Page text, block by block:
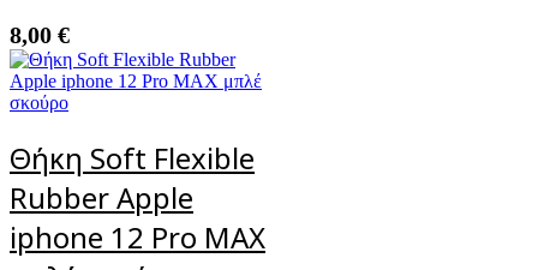
8,00 €
Θήκη Soft Flexible
Rubber Apple
iphone 12 Pro MAX